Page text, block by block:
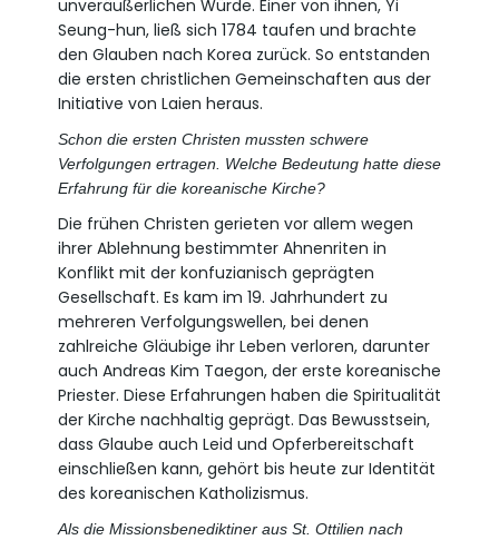
unveräußerlichen Würde. Einer von ihnen, Yi
Seung-hun, ließ sich 1784 taufen und brachte
den Glauben nach Korea zurück. So entstanden
die ersten christlichen Gemeinschaften aus der
Initiative von Laien heraus.
Schon die ersten Christen mussten schwere
Verfolgungen ertragen. Welche Bedeutung hatte diese
Erfahrung für die koreanische Kirche?
Die frühen Christen gerieten vor allem wegen
ihrer Ablehnung bestimmter Ahnenriten in
Konflikt mit der konfuzianisch geprägten
Gesellschaft. Es kam im 19. Jahrhundert zu
mehreren Verfolgungswellen, bei denen
zahlreiche Gläubige ihr Leben verloren, darunter
auch Andreas Kim Taegon, der erste koreanische
Priester. Diese Erfahrungen haben die Spiritualität
der Kirche nachhaltig geprägt. Das Bewusstsein,
dass Glaube auch Leid und Opferbereitschaft
einschließen kann, gehört bis heute zur Identität
des koreanischen Katholizismus.
Als die Missionsbenediktiner aus St. Ottilien nach